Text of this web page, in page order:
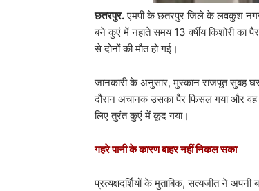
छतरपुर.एमपी के छतरपुर जिले के लवकुश नगर
बने कुएं में नहाते समय 13 वर्षीय किशोरी का
से दोनों की मौत हो गई।
जानकारी के अनुसार, मुस्कान राजपूत सुबह
दौरान अचानक उसका पैर फिसल गया और
लिए तुरंत कुएं में कूद गया।
गहरे पानी के कारण बाहर नहीं निकल सका
प्रत्यक्षदर्शियों के मुताबिक, सत्यजीत ने